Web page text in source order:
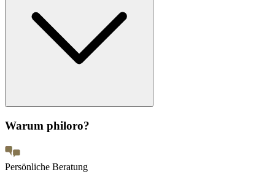
Warum philoro?
Persönliche Beratung